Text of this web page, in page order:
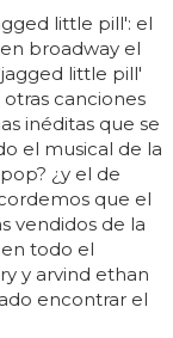
little pill': el
broadway el
little pill'
canciones
inéditas que se
el musical de la
¿y el de
que el
vendidos de la
todo el
y arvind ethan
encontrar el